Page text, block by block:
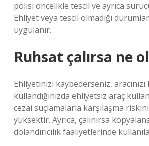
polisi öncelikle tescil ve ayrıca
Ehliyet veya tescil olmadığı
uygulanır.
Ruhsat çalırsa ne
Ehliyetinizi kaybederseniz, aracınızı
kullandığınızda ehliyetsiz araç
cezai suçlamalarla karşılaşma
yüksektir. Ayrıca, çalınırsa
dolandırıcılık faaliyetlerinde